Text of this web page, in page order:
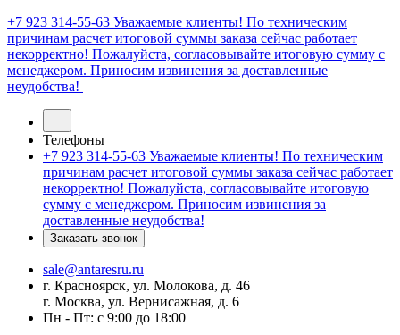
+7 923 314-55-63 Уважаемые клиенты! По техническим
причинам расчет итоговой суммы заказа сейчас работает
некорректно! Пожалуйста, согласовывайте итоговую сумму с
менеджером. Приносим извинения за доставленные
неудобства!
Телефоны
+7 923 314-55-63 Уважаемые клиенты! По техническим
причинам расчет итоговой суммы заказа сейчас работает
некорректно! Пожалуйста, согласовывайте итоговую
сумму с менеджером. Приносим извинения за
доставленные неудобства!
Заказать звонок
sale@antaresru.ru
г. Красноярск, ул. Молокова, д. 46
г. Москва, ул. Вернисажная, д. 6
Пн - Пт: с 9:00 до 18:00